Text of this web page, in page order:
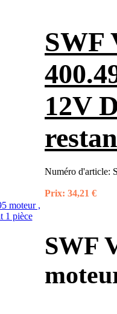
SWF
12V
Numéro d'article:
Prix: 34,21 €
SWF